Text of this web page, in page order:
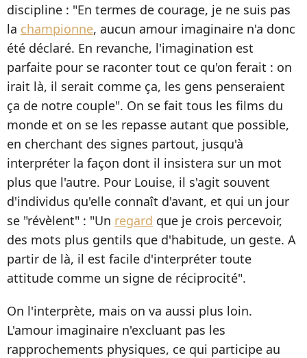
discipline : "En termes de courage, je ne suis pas
la championne, aucun amour imaginaire n'a donc
été déclaré. En revanche, l'imagination est
parfaite pour se raconter tout ce qu'on ferait : on
irait là, il serait comme ça, les gens penseraient
ça de notre couple". On se fait tous les films du
monde et on se les repasse autant que possible,
en cherchant des signes partout, jusqu'à
interpréter la façon dont il insistera sur un mot
plus que l'autre. Pour Louise, il s'agit souvent
d'individus qu'elle connaît d'avant, et qui un jour
se "révèlent" : "Un regard que je crois percevoir,
des mots plus gentils que d'habitude, un geste. A
partir de là, il est facile d'interpréter toute
attitude comme un signe de réciprocité".
On l'interprète, mais on va aussi plus loin.
L'amour imaginaire n'excluant pas les
rapprochements physiques, ce qui participe au